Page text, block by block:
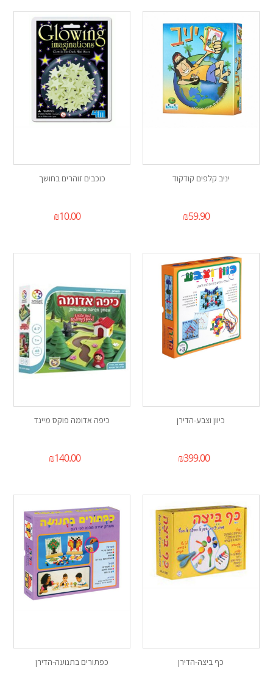
יניב קלפים קודקוד
₪59.90
כוכבים זוהרים בחושך
₪10.00
כיוון וצבע-הדירן
₪399.00
כיפה אדומה פוקס מיינד
₪140.00
כף ביצה-הדירן כפתורים בתנועה-הדירן